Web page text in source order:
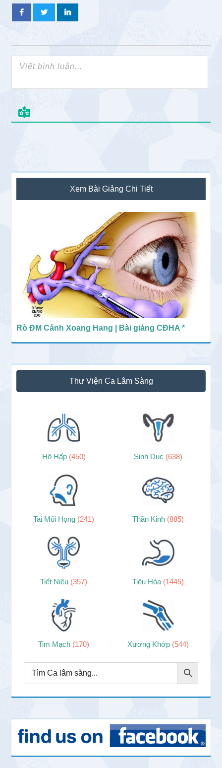
Sidebar
chính
Xem Bài Giảng Chi Tiết
Rò ĐM Cảnh Xoang Hang | Bài giảng CĐHA *
Thư Viện Ca Lâm Sàng
Hô Hấp (450) Sinh Dục (638)
Tai Mũi Họng (241) Thần Kinh (885)
Tiết Niệu (357) Tiêu Hóa (1445)
Tim Mạch (170) Xương Khớp (544)